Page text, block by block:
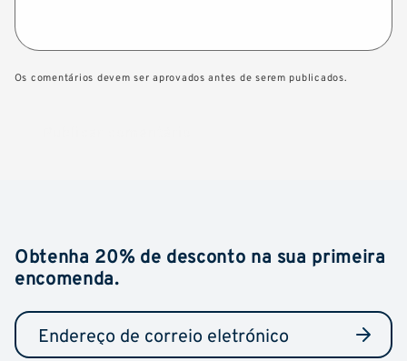
Os comentários devem ser aprovados antes de serem publicados.
Obtenha 20% de desconto na sua primeira
encomenda.